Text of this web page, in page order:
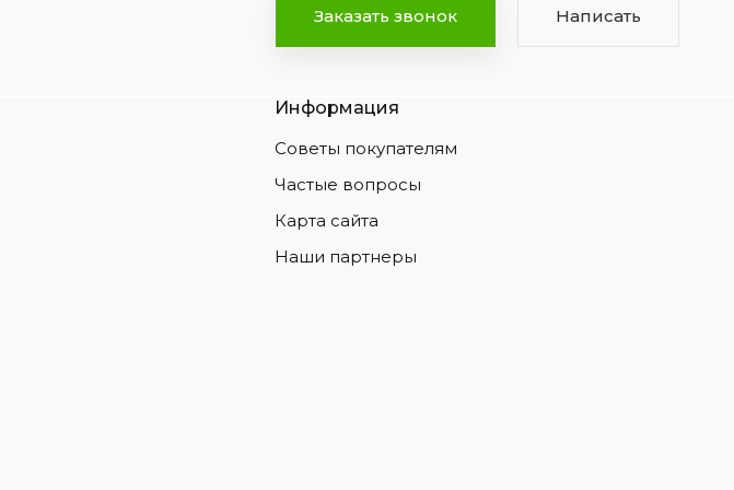
Заказать звонок Написать
Информация
Советы покупателям
Частые вопросы
Карта сайта
Наши партнеры